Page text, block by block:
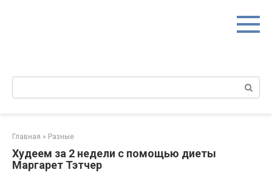
Поиск:
Главная » Разные
Худеем за 2 недели с помощью диеты
Маргарет Тэтчер